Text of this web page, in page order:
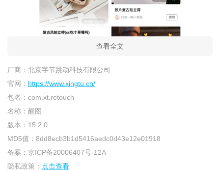
软件介绍：
《2024醒图》这是一个功能强大的修图app，效果自然，界面
简单明了，没有任何花里胡哨的东西拖慢软件，带给你意想不到
的效果，轻松满足你的大部分需求。
查看全文
厂商： 北京字节跳动科技有限公司
官网： https://www.xingtu.cn/
包名： com.xt.retouch
名称： 醒图
版本： 15.2.0
MD5值： 8dd8ecb3b1d5416aedc0d43e12e01918
备案： 京ICP备20006407号-12A
隐私政策： 点击查看